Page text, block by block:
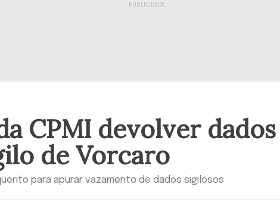
CPMI devolver dados
de Vorcaro
para apurar vazamento de dados sigilosos